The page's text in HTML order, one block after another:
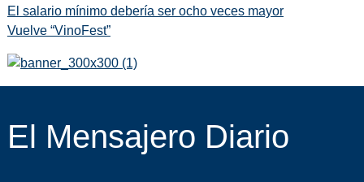
El salario mínimo debería ser ocho veces mayor
Vuelve “VinoFest”
El Mensajero Diario